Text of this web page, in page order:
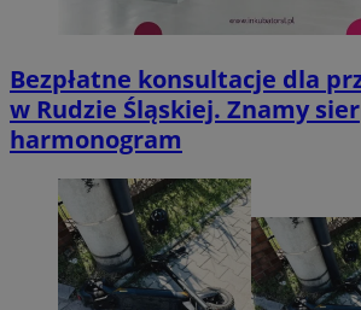
Bezpłatne konsultacje dla
w Rudzie Śląskiej. Znamy
harmonogram